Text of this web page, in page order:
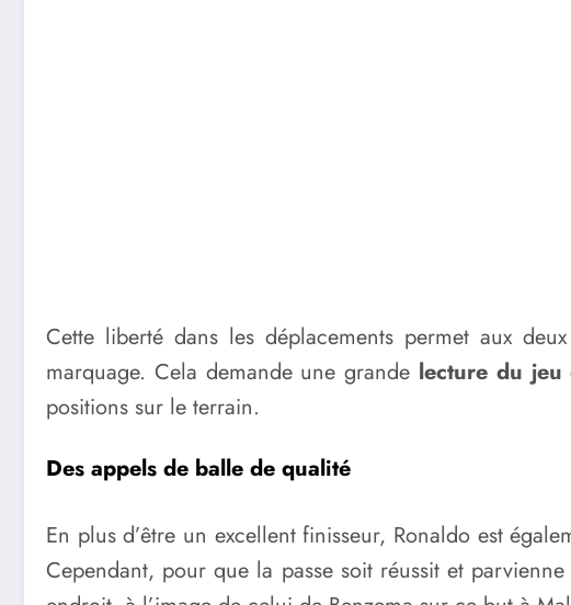
Cette liberté dans les déplacements permet aux
marquage. Cela demande une grande lecture du jeu
positions sur le terrain.
Des appels de balle de qualité
En plus d’être un excellent finisseur, Ronaldo est
Cependant, pour que la passe soit réussit et